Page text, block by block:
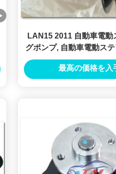
LAN15 2011 自動車電動
グポンプ, 自動車電動ス
ンプ ヒラックス 2KD 3L
0K020
最高の価格を入